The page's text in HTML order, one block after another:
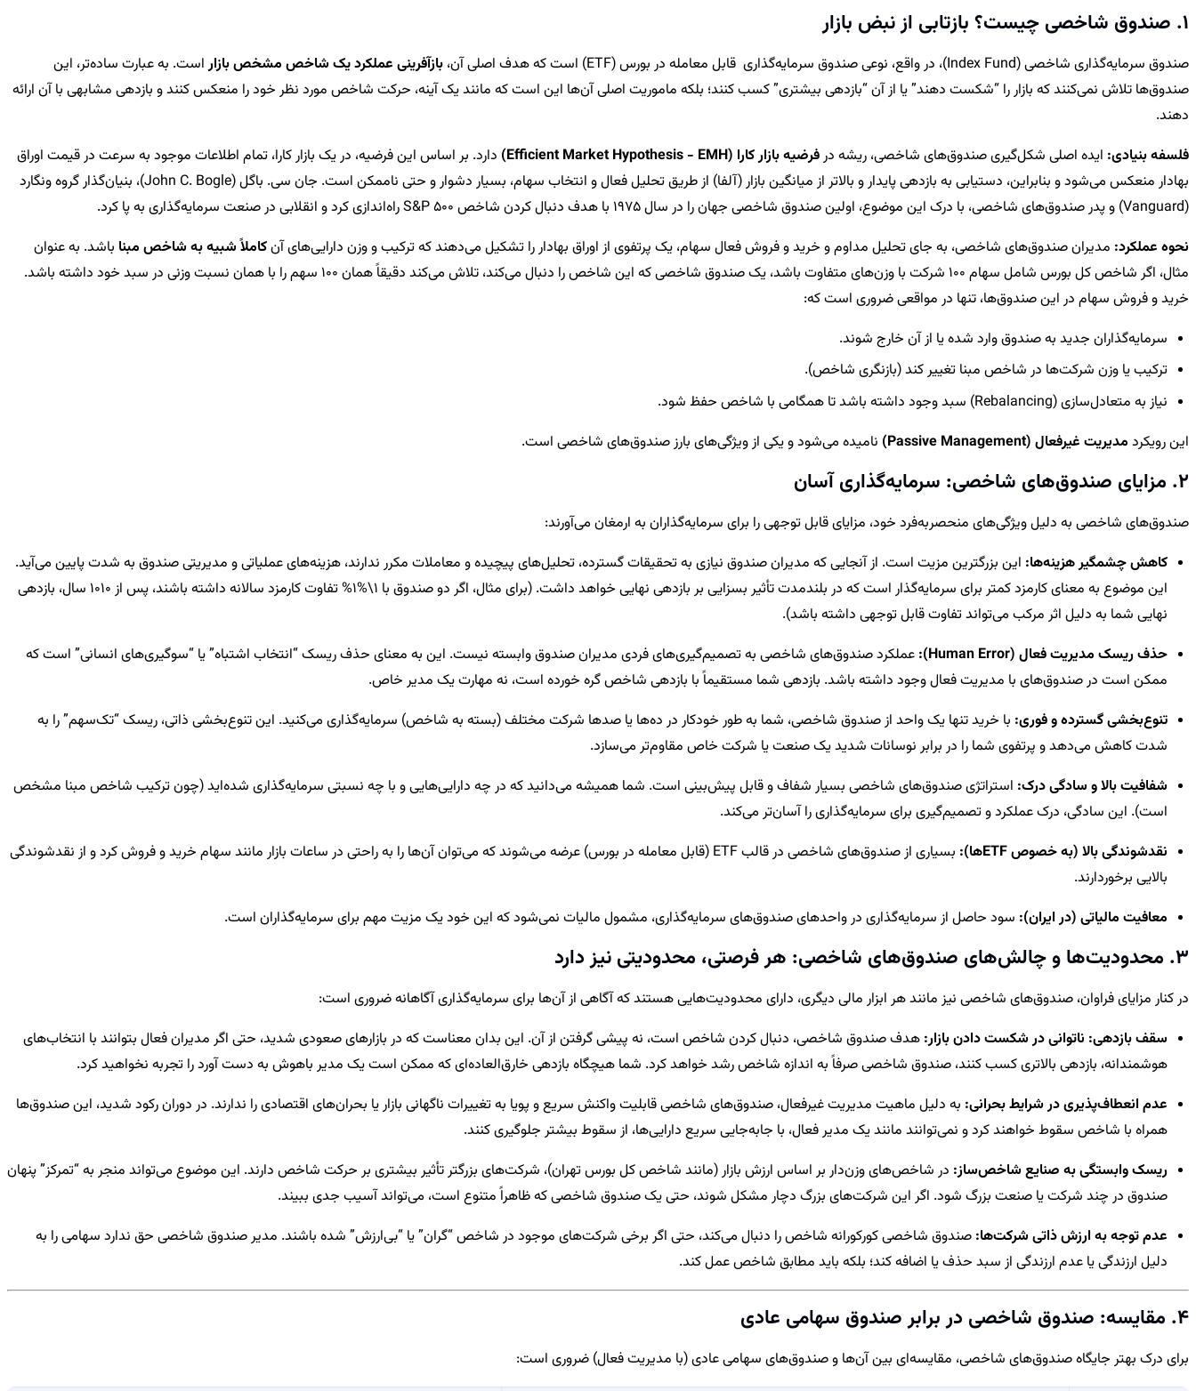
1. صندوق شاخصی چیست؟ بازتابی از نبض بازار
صندوق سرمایه‌گذاری شاخصی (Index Fund)، در واقع، نوعی صندوق سرمایه‌گذاری قابل معامله در بورس (ETF) است که هدف اصلی آن، بازآفرینی عملکرد یک شاخص مشخص بازاراست. به عبارت ساده‌تر، این
صندوق‌ها تلاش نمی‌کنند که بازار را “شکست دهند” یا از آن “بازدهی بیشتری” کسب کنند؛ بلکه ماموریت اصلی آن‌ها این است که مانند یک آینه، حرکت شاخص مورد نظر خود را منعکس کنند و بازدهی مشابهی با آن ارائه
دهند.
فلسفه بنیادی: ایده اصلی شکل‌گیری صندوق‌های شاخصی، ریشه درفرضیه بازار کارا (Efficient Market Hypothesis - EMH)
دارد. بر اساس این فرضیه، در یک بازار کارا، تمام اطلاعات موجود به سرعت در قیمت اوراق
بهادار منعکس می‌شود و بنابراین، دستیابی به بازدهی پایدار و بالاتر از میانگین بازار (آلفا) از طریق تحلیل فعال و انتخاب سهام، بسیار دشوار و حتی ناممکن است. جان سی. باگل (John C. Bogle)، بنیان‌گذار گروه ونگارد
(Vanguard) و پدر صندوق‌های شاخصی، با درک این موضوع، اولین صندوق شاخصی جهان را در سال 1975 با هدف دنبال کردن شاخص S&P 500 راه‌اندازی کرد و انقلابی در صنعت سرمایه‌گذاری به پا کرد.
نحوه عملکرد: مدیران صندوق‌های شاخصی، به جای تحلیل مداوم و خرید و فروش فعال سهام، یک پرتفوی از اوراق بهادار را تشکیل می‌دهند که ترکیب و وزن دارایی‌های آنکاملاً شبیه به شاخص مبنا باشد. به عنوان
مثال، اگر شاخص کل بورس شامل سهام 100 شرکت با وزن‌های متفاوت باشد، یک صندوق شاخصی که این شاخص را دنبال می‌کند، تلاش می‌کند دقیقاً همان 100 سهم را با همان نسبت وزنی در سبد خود داشته باشد.
خرید و فروش سهام در این صندوق‌ها، تنها در مواقعی ضروری است که:
سرمایه‌گذاران جدید به صندوق وارد شده یا از آن خارج شوند.
ترکیب یا وزن شرکت‌ها در شاخص مبنا تغییر کند (بازنگری شاخص).
نیاز به متعادل‌سازی (Rebalancing) سبد وجود داشته باشد تا همگامی با شاخص حفظ شود.
این رویکرد مدیریت غیرفعال (Passive Management) نامیده می‌شود و یکی از ویژگی‌های بارز صندوق‌های شاخصی است.
2. مزایای صندوق‌های شاخصی: سرمایه‌گذاری آسان
صندوق‌های شاخصی به دلیل ویژگی‌های منحصربه‌فرد خود، مزایای قابل توجهی را برای سرمایه‌گذاران به ارمغان می‌آورند:
کاهش چشمگیر هزینه‌ها: این بزرگترین مزیت است. از آنجایی که مدیران صندوق نیازی به تحقیقات گسترده، تحلیل‌های پیچیده و معاملات مکرر ندارند، هزینه‌های عملیاتی و مدیریتی صندوق به شدت پایین می‌آید.
این موضوع به معنای کارمزد کمتر برای سرمایه‌گذار است که در بلندمدت تأثیر بسزایی بر بازدهی نهایی خواهد داشت. (برای مثال، اگر دو صندوق با 1\%
1% تفاوت کارمزد سالانه داشته باشند، پس از 10
10 سال، بازدهی
نهایی شما به دلیل اثر مرکب می‌تواند تفاوت قابل توجهی داشته باشد).
حذف ریسک مدیریت فعال (Human Error):
عملکرد صندوق‌های شاخصی به تصمیم‌گیری‌های فردی مدیران صندوق وابسته نیست. این به معنای حذف ریسک “انتخاب اشتباه” یا “سوگیری‌های انسانی” است که
ممکن است در صندوق‌های با مدیریت فعال وجود داشته باشد. بازدهی شما مستقیماً با بازدهی شاخص گره خورده است، نه مهارت یک مدیر خاص.
تنوع‌بخشی گسترده و فوری: با خرید تنها یک واحد از صندوق شاخصی، شما به طور خودکار در ده‌ها یا صدها شرکت مختلف (بسته به شاخص) سرمایه‌گذاری می‌کنید. این تنوع‌بخشی ذاتی، ریسک “تک‌سهم” را به
شدت کاهش می‌دهد و پرتفوی شما را در برابر نوسانات شدید یک صنعت یا شرکت خاص مقاوم‌تر می‌سازد.
شفافیت بالا و سادگی درک: استراتژی صندوق‌های شاخصی بسیار شفاف و قابل پیش‌بینی است. شما همیشه می‌دانید که در چه دارایی‌هایی و با چه نسبتی سرمایه‌گذاری شده‌اید (چون ترکیب شاخص مبنا مشخص
است). این سادگی، درک عملکرد و تصمیم‌گیری برای سرمایه‌گذاری را آسان‌تر می‌کند.
نقدشوندگی بالا (به خصوص ETFها):
بسیاری از صندوق‌های شاخصی در قالب ETF (قابل معامله در بورس) عرضه می‌شوند که می‌توان آن‌ها را به راحتی در ساعات بازار مانند سهام خرید و فروش کرد و از نقدشوندگی
بالایی برخوردارند.
معافیت مالیاتی (در ایران): سود حاصل از سرمایه‌گذاری در واحدهای صندوق‌های سرمایه‌گذاری، مشمول مالیات نمی‌شود که این خود یک مزیت مهم برای سرمایه‌گذاران است.
3. محدودیت‌ها و چالش‌های صندوق‌های شاخصی: هر فرصتی، محدودیتی نیز دارد
در کنار مزایای فراوان، صندوق‌های شاخصی نیز مانند هر ابزار مالی دیگری، دارای محدودیت‌هایی هستند که آگاهی از آن‌ها برای سرمایه‌گذاری آگاهانه ضروری است:
سقف بازدهی: ناتوانی در شکست دادن بازار: هدف صندوق شاخصی، دنبال کردن شاخص است، نه پیشی گرفتن از آن. این بدان معناست که در بازارهای صعودی شدید، حتی اگر مدیران فعال بتوانند با انتخاب‌های
هوشمندانه، بازدهی بالاتری کسب کنند، صندوق شاخصی صرفاً به اندازه شاخص رشد خواهد کرد. شما هیچگاه بازدهی خارق‌العاده‌ای که ممکن است یک مدیر باهوش به دست آورد را تجربه نخواهید کرد.
عدم انعطاف‌پذیری در شرایط بحرانی: به دلیل ماهیت مدیریت غیرفعال، صندوق‌های شاخصی قابلیت واکنش سریع و پویا به تغییرات ناگهانی بازار یا بحران‌های اقتصادی را ندارند. در دوران رکود شدید، این صندوق‌ها
همراه با شاخص سقوط خواهند کرد و نمی‌توانند مانند یک مدیر فعال، با جابه‌جایی سریع دارایی‌ها، از سقوط بیشتر جلوگیری کنند.
ریسک وابستگی به صنایع شاخص‌ساز: در شاخص‌های وزن‌دار بر اساس ارزش بازار (مانند شاخص کل بورس تهران)، شرکت‌های بزرگتر تأثیر بیشتری بر حرکت شاخص دارند. این موضوع می‌تواند منجر به “تمرکز” پنهان
صندوق در چند شرکت یا صنعت بزرگ شود. اگر این شرکت‌های بزرگ دچار مشکل شوند، حتی یک صندوق شاخصی که ظاهراً متنوع است، می‌تواند آسیب جدی ببیند.
عدم توجه به ارزش ذاتی شرکت‌ها: صندوق شاخصی کورکورانه شاخص را دنبال می‌کند، حتی اگر برخی شرکت‌های موجود در شاخص “گران” یا “بی‌ارزش” شده باشند. مدیر صندوق شاخصی حق ندارد سهامی را به
دلیل ارزندگی یا عدم ارزندگی از سبد حذف یا اضافه کند؛ بلکه باید مطابق شاخص عمل کند.
4. مقایسه: صندوق شاخصی در برابر صندوق سهامی عادی
برای درک بهتر جایگاه صندوق‌های شاخصی، مقایسه‌ای بین آن‌ها و صندوق‌های سهامی عادی (با مدیریت فعال) ضروری است: